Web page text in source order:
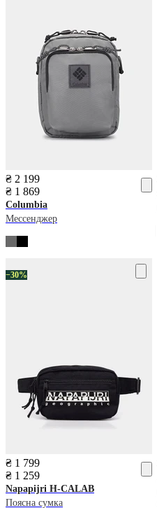
₴ 2 199
₴ 1 869
Columbia
Мессенджер
−30%
₴ 1 799
₴ 1 259
Napapijri H-CALAB
Поясна сумка